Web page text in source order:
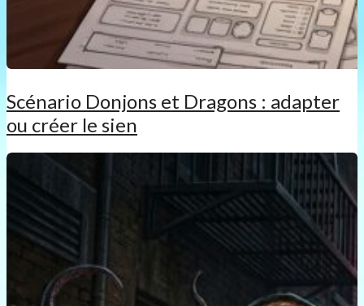
Scénario Donjons et Dragons : adapter
ou créer le sien